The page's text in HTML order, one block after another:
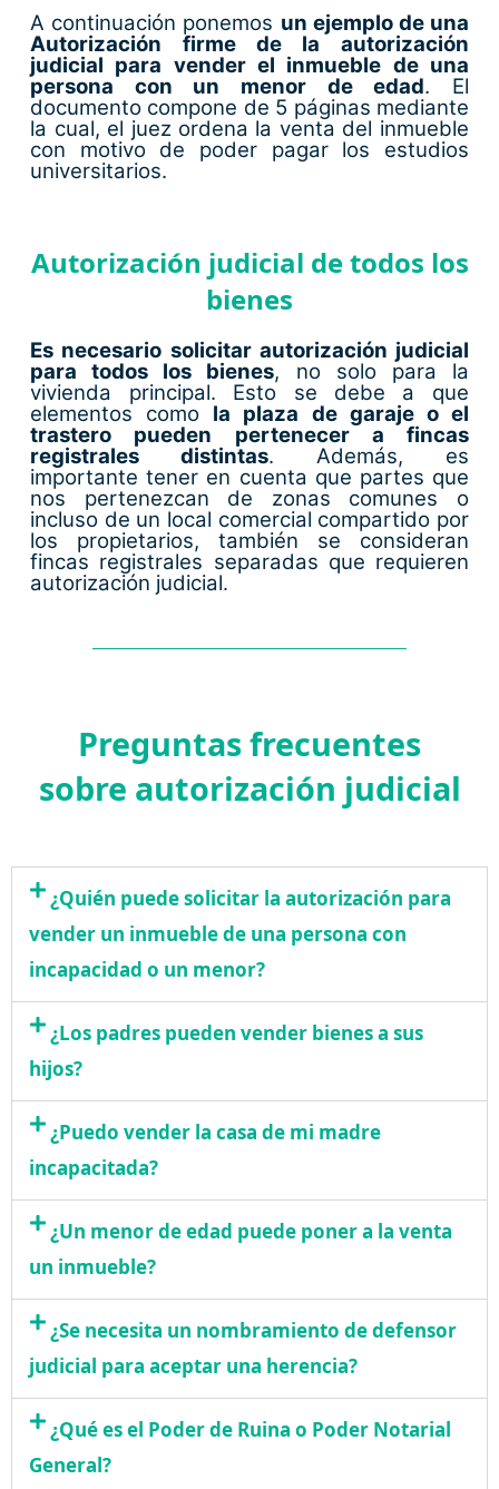
A continuación ponemos un ejemplo de una
Autorización firme de la autorización
judicial para vender el inmueble de una
persona con un menor de edad. El
documento compone de 5 páginas mediante
la cual, el juez ordena la venta del inmueble
con motivo de poder pagar los estudios
universitarios.
Autorización judicial de todos los
bienes
Es necesario solicitar autorización judicial
para todos los bienes, no solo para la
vivienda principal. Esto se debe a que
elementos como la plaza de garaje o el
trastero pueden pertenecer a fincas
registrales distintas. Además, es
importante tener en cuenta que partes que
nos pertenezcan de zonas comunes o
incluso de un local comercial compartido por
los propietarios, también se consideran
fincas registrales separadas que requieren
autorización judicial.
Preguntas frecuentes
sobre autorización judicial
¿Quién puede solicitar la autorización para
vender un inmueble de una persona con
incapacidad o un menor?
¿Los padres pueden vender bienes a sus
hijos?
¿Puedo vender la casa de mi madre
incapacitada?
¿Un menor de edad puede poner a la venta
un inmueble?
¿Se necesita un nombramiento de defensor
judicial para aceptar una herencia?
¿Qué es el Poder de Ruina o Poder Notarial
General?